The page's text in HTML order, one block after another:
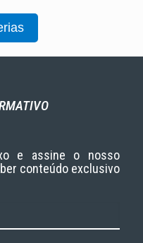
e assine o nosso
conteúdo exclusivo